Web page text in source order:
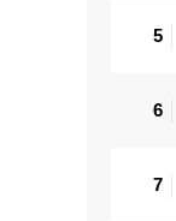
5
6
7